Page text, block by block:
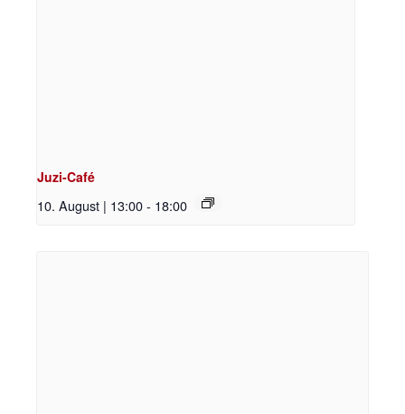
Juzi-Café
10. August | 13:00- 18:00